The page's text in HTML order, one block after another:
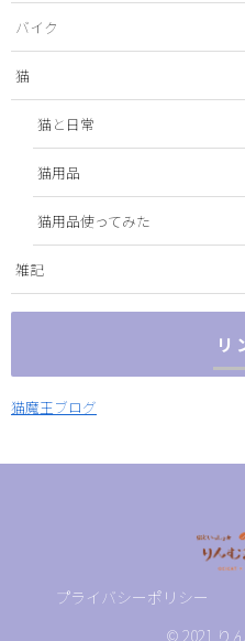
バイク
猫
猫と日常
猫用品
猫用品使ってみた
雑記
リ
猫魔王ブログ
プライバシーポリシー
© 2021 り